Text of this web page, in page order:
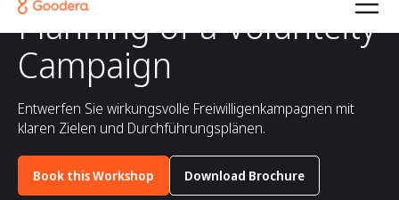
Planning of a Volunteity
Campaign
Entwerfen Sie wirkungsvolle Freiwilligenkampagnen mit
klaren Zielen und Durchführungsplänen.
Book this Workshop Download Brochure